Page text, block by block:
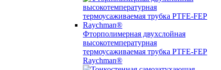
Фторполимерная двухслойная
высокотемпературная
термоусаживаемая трубка PTFE-FEP
Raychman®